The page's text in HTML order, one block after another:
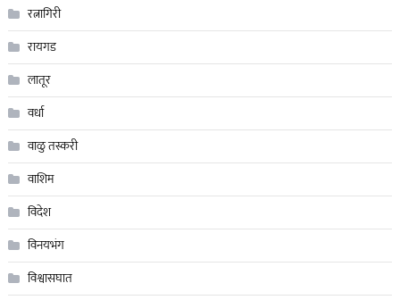
रत्नागिरी
रायगड
लातूर
वर्धा
वाळु तस्करी
वाशिम
विदेश
विनयभंग
विश्वासघात